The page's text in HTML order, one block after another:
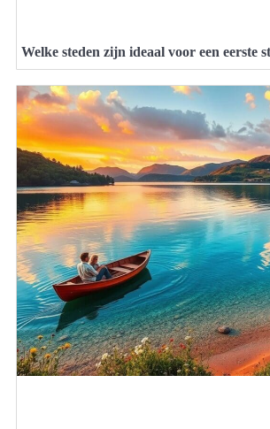
Welke steden zijn ideaal voor een eerste